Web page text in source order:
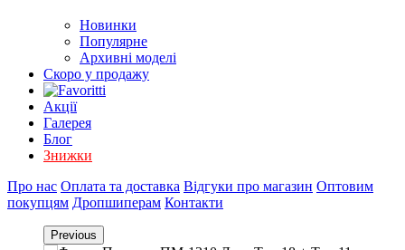
Новинки
Популярне
Архивні моделі
Скоро у продажу
Акції
Галерея
Блог
Знижки
Про нас Оплата та доставка Відгуки про магазин Оптовим
покупцям Дропшиперам Контакти
Previous